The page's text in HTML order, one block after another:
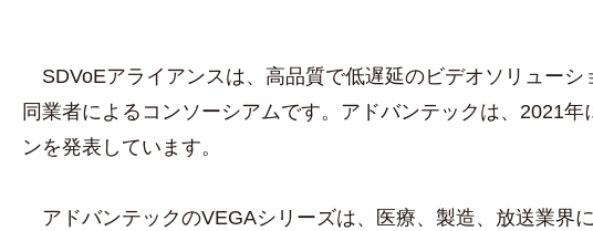
SDVoEアライアンスは、高品質で低遅延のビデオソリュー
同業者によるコンソーシアムです。アドバンテックは、2021
ンを発表しています。
アドバンテックのVEGAシリーズは、医療、製造、放送業界